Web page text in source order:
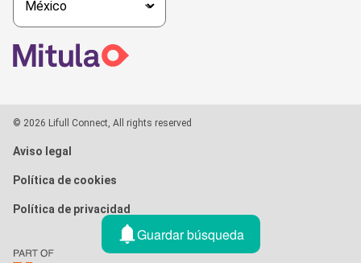
Guardar búsqueda
© 2026 Lifull Connect, All rights reserved
Aviso legal
Política de cookies
Política de privacidad